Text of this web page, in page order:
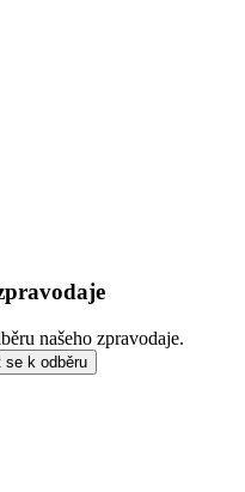
našeho zpravodaje.
se k odběru